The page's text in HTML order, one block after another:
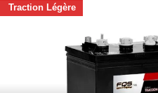
Traction Légère